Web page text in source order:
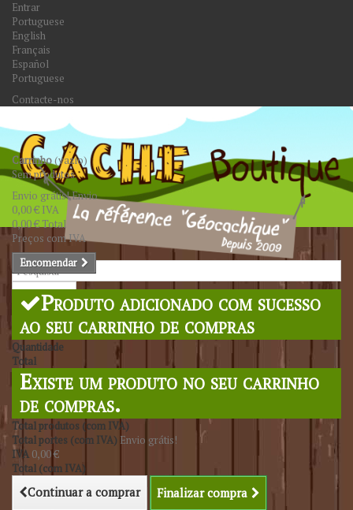
Entrar
Portuguese
English
Français
Español
Portuguese
Contacte-nos
Pesquisar
Carrinho(vazio)
Sem produtos
Envio grátis!Envio
0,00 € IVA
0,00 €Total
Preços com IVA
Encomendar
Produto adicionado com sucesso
ao seu carrinho de compras
Quantidade
Total
Existe um produto no seu carrinho
de compras.
Total produtos (com IVA)
Total portes (com IVA) Envio grátis!
IVA 0,00 €
Total (com IVA)
Continuar a comprar Finalizar compra